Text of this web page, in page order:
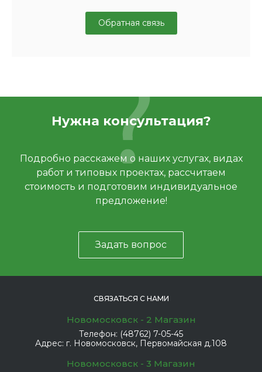
Обратная связь
Нужна консультация?
Подробно расскажем о наших услугах, видах
работ и типовых проектах, рассчитаем
стоимость и подготовим индивидуальное
предложение!
Задать вопрос
СВЯЗАТЬСЯ С НАМИ
Новомосковск - 2 Магазин
Телефон: (48762) 7-05-45
Адрес: г. Новомосковск, Первомайская д.108
Новомосковск - 3 Магазин